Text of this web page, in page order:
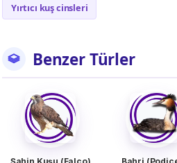
Yırtıcı kuş cinsleri
Benzer Türler